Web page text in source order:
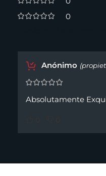
0
Anónimo
Absolutamente